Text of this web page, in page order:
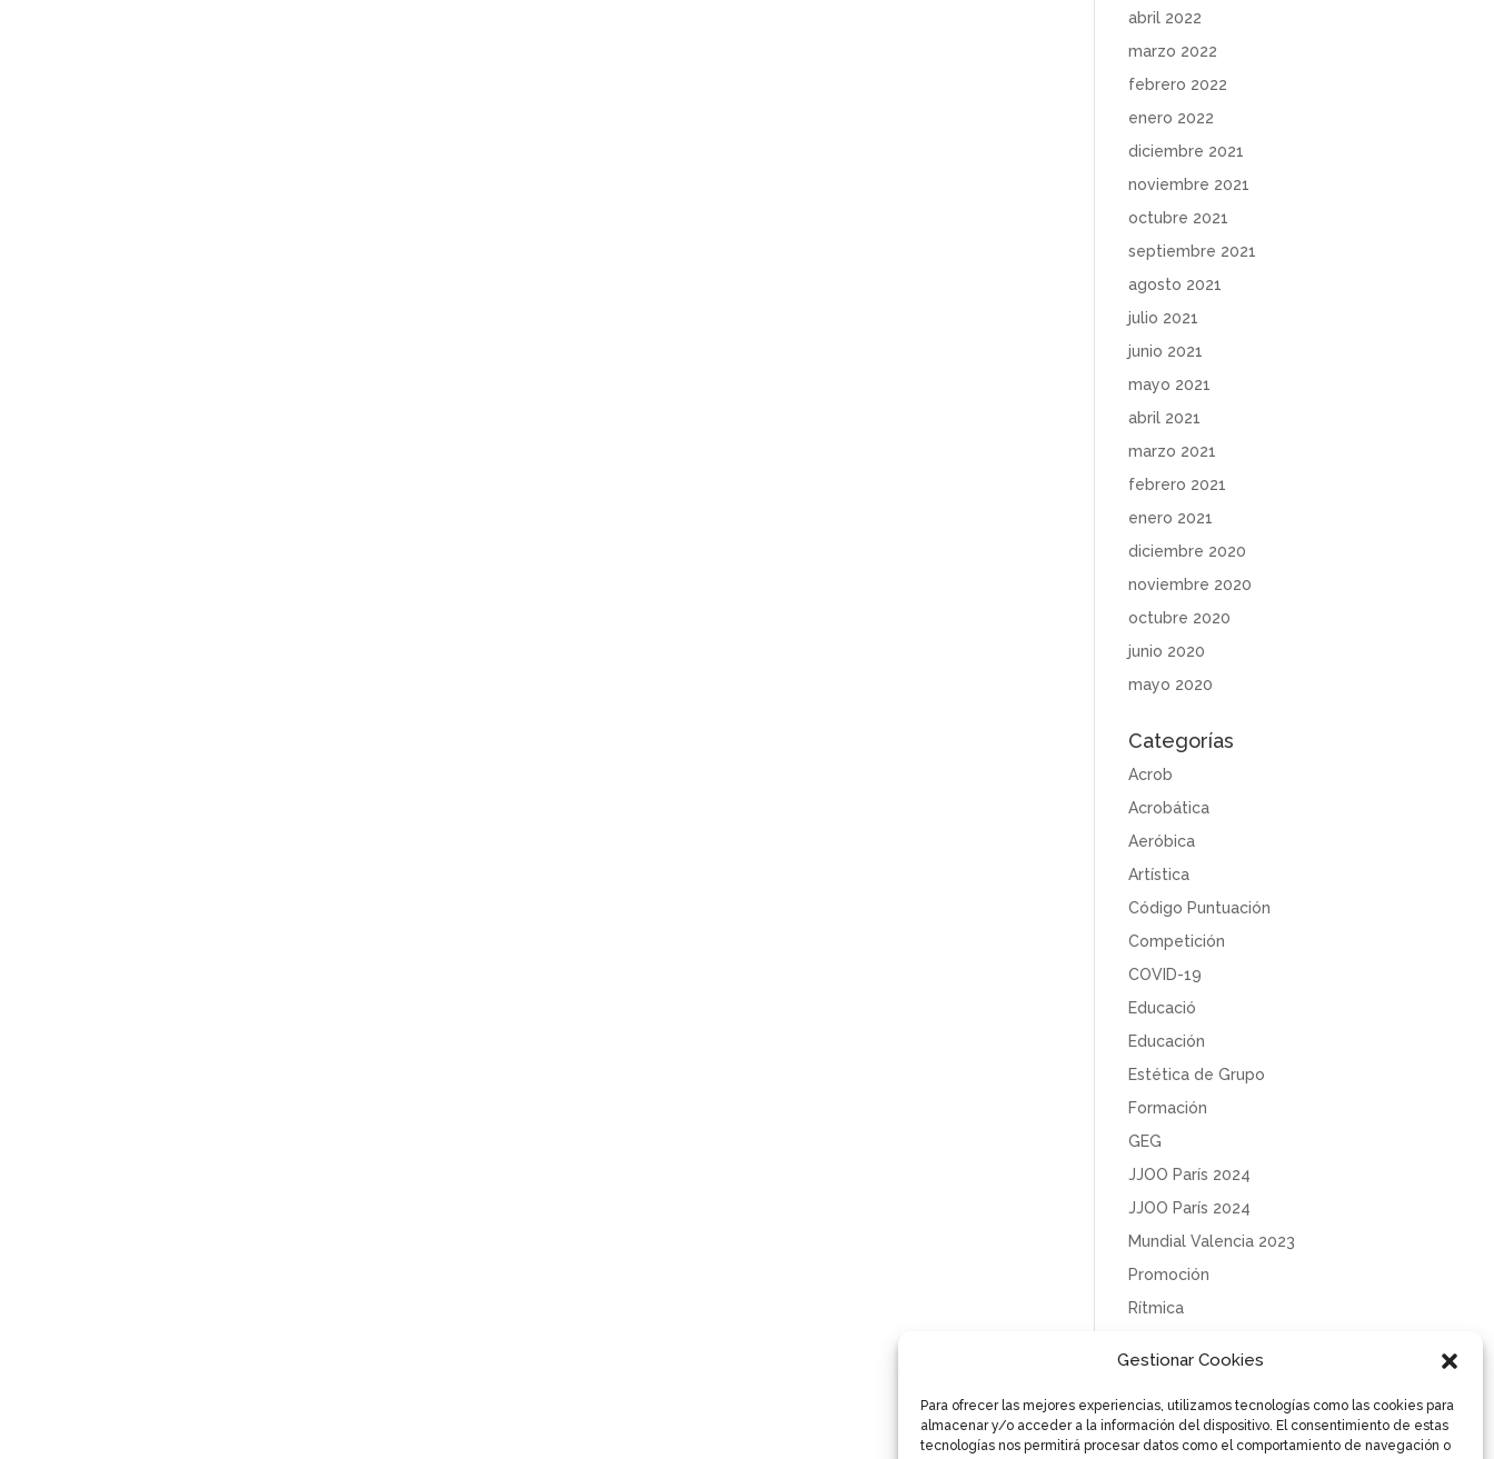
Gestionar Cookies
Para ofrecer las mejores experiencias, utilizamos tecnologías como las cookies para
almacenar y/o acceder a la información del dispositivo. El consentimiento de estas
tecnologías nos permitirá procesar datos como el comportamiento de navegación o
abril 2022
marzo 2022
febrero 2022
enero 2022
diciembre 2021
noviembre 2021
octubre 2021
septiembre 2021
agosto 2021
julio 2021
junio 2021
mayo 2021
abril 2021
marzo 2021
febrero 2021
enero 2021
diciembre 2020
noviembre 2020
octubre 2020
junio 2020
mayo 2020
Categorías
Acrob
Acrobática
Aeróbica
Artística
Código Puntuación
Competición
COVID-19
Educació
Educación
Estética de Grupo
Formación
GEG
JJOO París 2024
JJOO París 2024
Mundial Valencia 2023
Promoción
Rítmica
Tecnificación
Uncategorized